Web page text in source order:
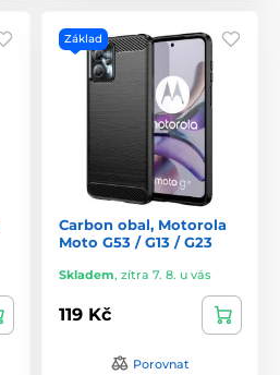
Základ
Carbon obal, Motorola
Moto G53 / G13 / G23
Skladem, zítra 7. 8. u vás
119 Kč
Porovnat